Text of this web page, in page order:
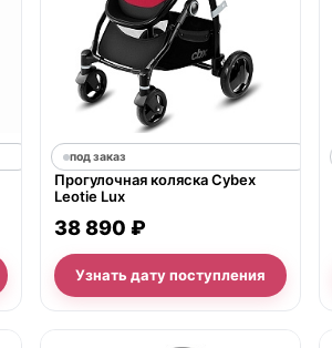
под заказ
Прогулочная коляска Cybex
Leotie Lux
38 890 ₽
Узнать дату поступления